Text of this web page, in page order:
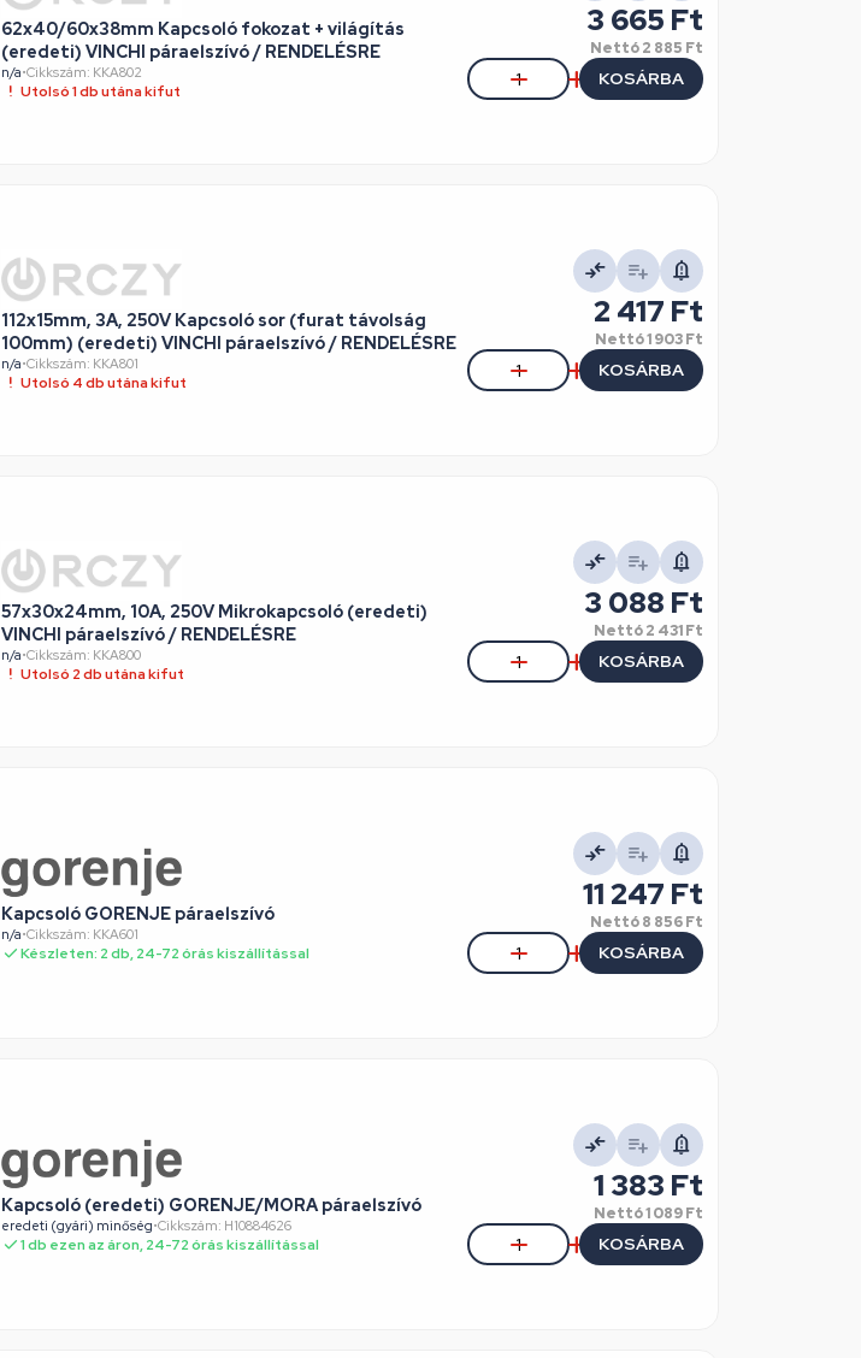
62x40/60x38mm Kapcsoló fokozat + világítás
(eredeti) VINCHI páraelszívó / RENDELÉSRE
n/a•Cikkszám: KKA802
Utolsó 1 db utána kifut
3 665 Ft
Nettó2 885 Ft
KOSÁRBA
112x15mm, 3A, 250V Kapcsoló sor (furat távolság
100mm) (eredeti) VINCHI páraelszívó / RENDELÉSRE
n/a•Cikkszám: KKA801
Utolsó 4 db utána kifut
2 417 Ft
Nettó1 903 Ft
KOSÁRBA
57x30x24mm, 10A, 250V Mikrokapcsoló (eredeti)
VINCHI páraelszívó / RENDELÉSRE
n/a•Cikkszám: KKA800
Utolsó 2 db utána kifut
3 088 Ft
Nettó2 431 Ft
KOSÁRBA
Kapcsoló GORENJE páraelszívó
n/a•Cikkszám: KKA601
Készleten: 2 db, 24-72 órás kiszállítással
11 247 Ft
Nettó8 856 Ft
KOSÁRBA
Kapcsoló (eredeti) GORENJE/MORA páraelszívó
eredeti (gyári) minőség•Cikkszám: H10884626
1 db ezen az áron, 24-72 órás kiszállítással
1 383 Ft
Nettó1 089 Ft
KOSÁRBA